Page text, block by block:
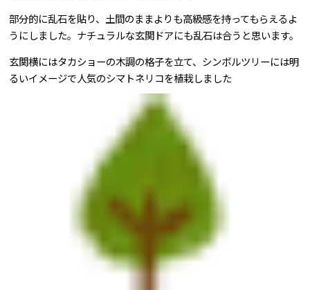
部分的に乱石を貼り、土間のままよりも高級感を持ってもらえるよ
うにしました。ナチュラルな玄関ドアにも乱石は合うと思います。
玄関横にはタカショーの木調の格子を立て、シンボルツリーには明
るいイメージで人気のシマトネリコを植栽しました